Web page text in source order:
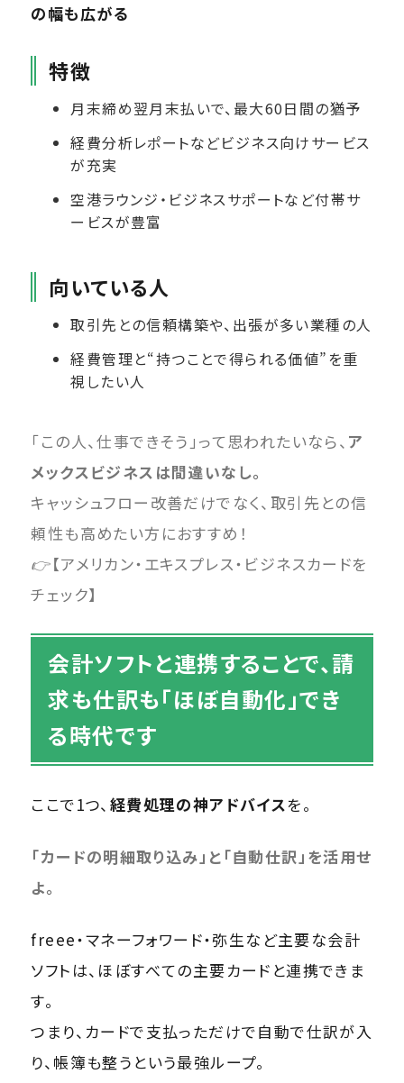
の幅も広がる
特徴
月末締め翌月末払いで、最大60日間の猶予
経費分析レポートなどビジネス向けサービス
が充実
空港ラウンジ・ビジネスサポートなど付帯サ
ービスが豊富
向いている人
取引先との信頼構築や、出張が多い業種の人
経費管理と“持つことで得られる価値”を重
視したい人
「この人、仕事できそう」って思われたいなら、 ア
メックスビジネスは間違いなし。
キャッシュフロー改善だけでなく、取引先との信
頼性も高めたい方におすすめ！
👉【アメリカン・エキスプレス・ビジネスカードを
チェック】
会計ソフトと連携することで、請
求も仕訳も「ほぼ自動化」でき
る時代です
ここで1つ、 経費処理の神アドバイスを。
「カードの明細取り込み」と「自動仕訳」を活用せ
よ。
freee・マネーフォワード・弥生など主要な会計
ソフトは、ほぼすべての主要カードと連携できま
す。
つまり、カードで支払っただけで自動で仕訳が入
り、帳簿も整うという最強ループ。